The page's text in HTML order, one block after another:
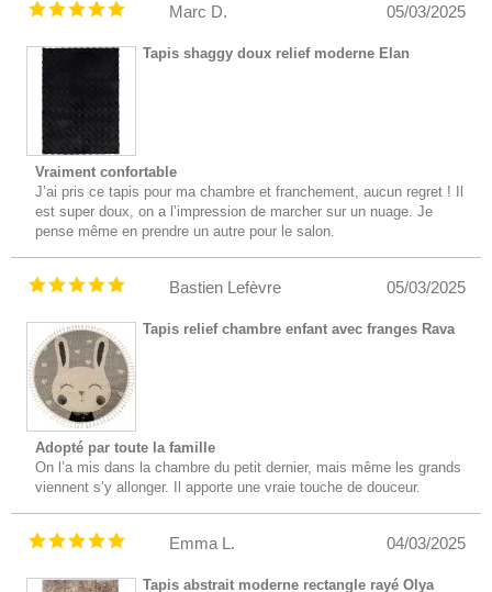
05/03/2025
Marc D.
Tapis shaggy doux relief moderne Elan
Vraiment confortable
J’ai pris ce tapis pour ma chambre et franchement, aucun regret ! Il
est super doux, on a l’impression de marcher sur un nuage. Je
pense même en prendre un autre pour le salon.
05/03/2025
Bastien Lefèvre
Tapis relief chambre enfant avec franges Rava
Adopté par toute la famille
On l’a mis dans la chambre du petit dernier, mais même les grands
viennent s’y allonger. Il apporte une vraie touche de douceur.
04/03/2025
Emma L.
Tapis abstrait moderne rectangle rayé Olya